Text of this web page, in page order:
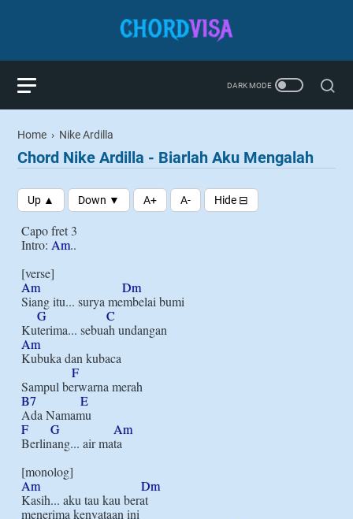
Home › Nike Ardilla
Chord Nike Ardilla - Biarlah Aku Mengalah
Capo fret 3
Intro: Am..
Am
Dm
Siang itu... surya membelai bumi
G
C
Am
Kubuka dan kubaca
F
B7
E
F
G
Am
Berlinang... air mata
Am
Dm
Kasih... aku tau kau berat